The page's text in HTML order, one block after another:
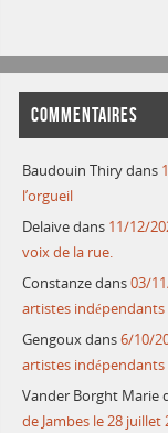
COMMENTAIRES
Baudouin Thirydans
l’orgueil
Delaivedans 11/12/
voix de la rue.
Constanzedans03/
artistes indépendants
Gengouxdans6/10/
artistes indépendants
Vander Borght Marie
de Jambes le 28 juillet